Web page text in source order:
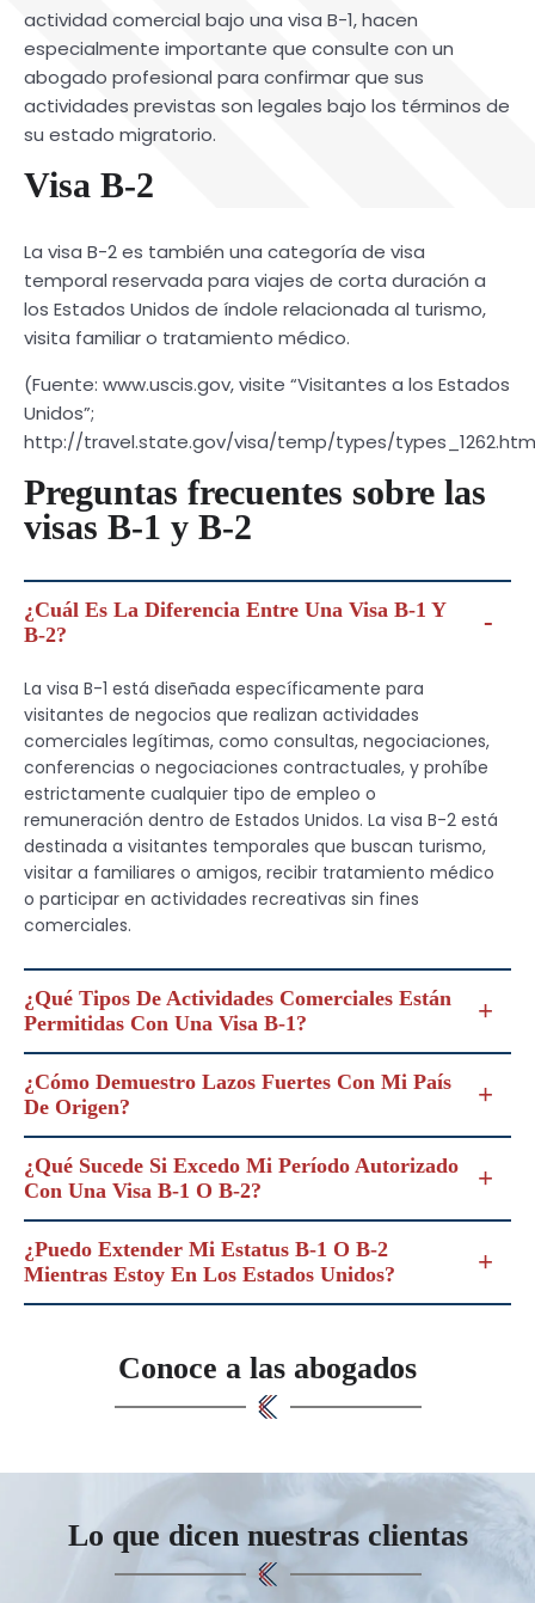
actividad comercial bajo una visa B-1, hacen
especialmente importante que consulte con un
abogado profesional para confirmar que sus
actividades previstas son legales bajo los términos de
su estado migratorio.
Visa B-2
La visa B-2 es también una categoría de visa
temporal reservada para viajes de corta duración a
los Estados Unidos de índole relacionada al turismo,
visita familiar o tratamiento médico.
(Fuente: www.uscis.gov, visite “Visitantes a los Estados
Unidos”;
http://travel.state.gov/visa/temp/types/
Preguntas frecuentes sobre las
visas B-1 y B-2
¿Cuál Es La Diferencia Entre Una Visa B-1 Y
B-2?
La visa B-1 está diseñada específicamente para
visitantes de negocios que realizan actividades
comerciales legítimas, como consultas, negociaciones,
conferencias o negociaciones contractuales, y prohíbe
estrictamente cualquier tipo de empleo o
remuneración dentro de Estados Unidos. La visa B-2 está
destinada a visitantes temporales que buscan turismo,
visitar a familiares o amigos, recibir tratamiento médico
o participar en actividades recreativas sin fines
comerciales.
¿Qué Tipos De Actividades Comerciales Están
Permitidas Con Una Visa B-1?
¿Cómo Demuestro Lazos Fuertes Con Mi País
De Origen?
¿Qué Sucede Si Excedo Mi Período Autorizado
Con Una Visa B-1 O B-2?
¿Puedo Extender Mi Estatus B-1 O B-2
Mientras Estoy En Los Estados Unidos?
Conoce a las abogados
Lo que dicen nuestras clientas